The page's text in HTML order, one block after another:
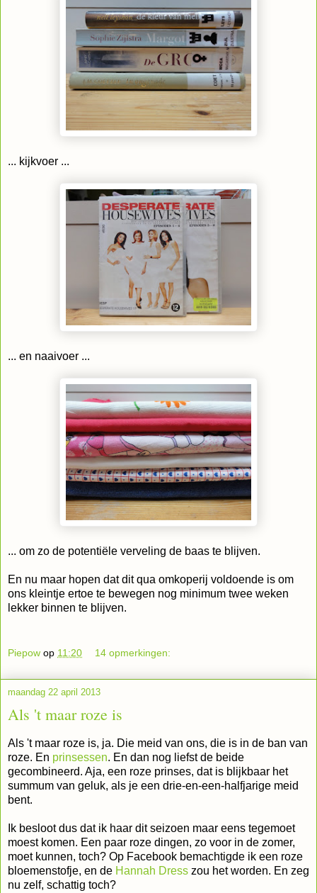
... kijkvoer ...
... en naaivoer ...
... om zo de potentiële verveling de baas te blijven.
En nu maar hopen dat dit qua omkoperij voldoende is om
ons kleintje ertoe te bewegen nog minimum twee weken
lekker binnen te blijven.
Piepow op 11:20 14 opmerkingen:
maandag 22 april 2013
Als 't maar roze is
Als 't maar roze is, ja. Die meid van ons, die is in de ban van
roze. En prinsessen. En dan nog liefst de beide
gecombineerd. Aja, een roze prinses, dat is blijkbaar het
summum van geluk, als je een drie-en-een-halfjarige meid
bent.
Ik besloot dus dat ik haar dit seizoen maar eens tegemoet
moest komen. Een paar roze dingen, zo voor in de zomer,
moet kunnen, toch? Op Facebook bemachtigde ik een roze
bloemenstofje, en de Hannah Dress zou het worden. En zeg
nu zelf, schattig toch?